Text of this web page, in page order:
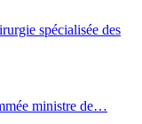
spécialisée des
ministre de…